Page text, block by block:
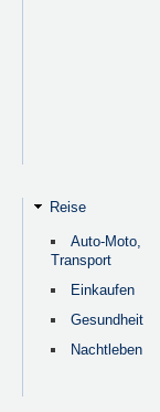
Reise
Auto-Moto,
Transport
Einkaufen
Gesundheit
Nachtleben